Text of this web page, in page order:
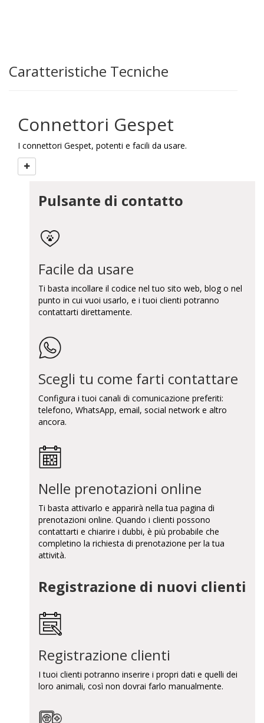
Caratteristiche Tecniche
Connettori Gespet
I connettori Gespet, potenti e facili da usare.
Pulsante di contatto
Facile da usare
Ti basta incollare il codice nel tuo sito web, blog o nel
punto in cui vuoi usarlo, e i tuoi clienti potranno
contattarti direttamente.
Scegli tu come farti contattare
Configura i tuoi canali di comunicazione preferiti:
telefono, WhatsApp, email, social network e altro
ancora.
Nelle prenotazioni online
Ti basta attivarlo e apparirà nella tua pagina di
prenotazioni online. Quando i clienti possono
contattarti e chiarire i dubbi, è più probabile che
completino la richiesta di prenotazione per la tua
attività.
Registrazione di nuovi clienti
Registrazione clienti
I tuoi clienti potranno inserire i propri dati e quelli dei
loro animali, così non dovrai farlo manualmente.